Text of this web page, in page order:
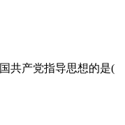
共产党指导思想的是(